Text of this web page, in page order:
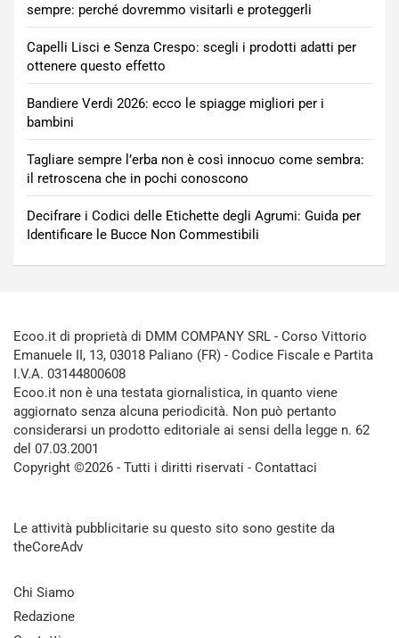
sempre: perché dovremmo visitarli e proteggerli
Capelli Lisci e Senza Crespo: scegli i prodotti adatti per
ottenere questo effetto
Bandiere Verdi 2026: ecco le spiagge migliori per i
bambini
Tagliare sempre l’erba non è così innocuo come sembra:
il retroscena che in pochi conoscono
Decifrare i Codici delle Etichette degli Agrumi: Guida per
Identificare le Bucce Non Commestibili
Ecoo.it di proprietà di DMM COMPANY SRL - Corso Vittorio
Emanuele II, 13, 03018 Paliano (FR) - Codice Fiscale e Partita
I.V.A. 03144800608
Ecoo.it non è una testata giornalistica, in quanto viene
aggiornato senza alcuna periodicità. Non può pertanto
considerarsi un prodotto editoriale ai sensi della legge n. 62
del 07.03.2001
Copyright ©2026 - Tutti i diritti riservati - Contattaci
Le attività pubblicitarie su questo sito sono gestite da
theCoreAdv
Chi Siamo
Redazione